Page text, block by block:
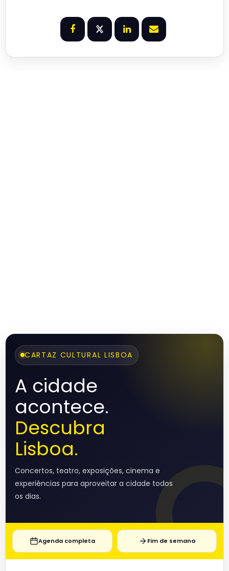
CARTAZ CULTURAL LISBOA
A cidade
acontece.
Descubra
Lisboa.
Concertos, teatro, exposições, cinema e
experiências para aproveitar a cidade todos
os dias.
Agenda completa Fim de semana